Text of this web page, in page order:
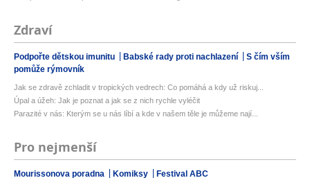
Zdraví
Podpořte dětskou imunitu Babské rady proti nachlazení
S čím vším
pomůže rýmovník
Jak se zdravě zchladit v tropických vedrech: Co pomáhá a kdy už riskuj...
Úpal a úžeh: Jak je poznat a jak se z nich rychle vyléčit
Parazité v nás: Kterým se u nás líbí a kde v našem těle je můžeme nají...
Pro nejmenší
Mourissonova poradna Komiksy Festival ABC